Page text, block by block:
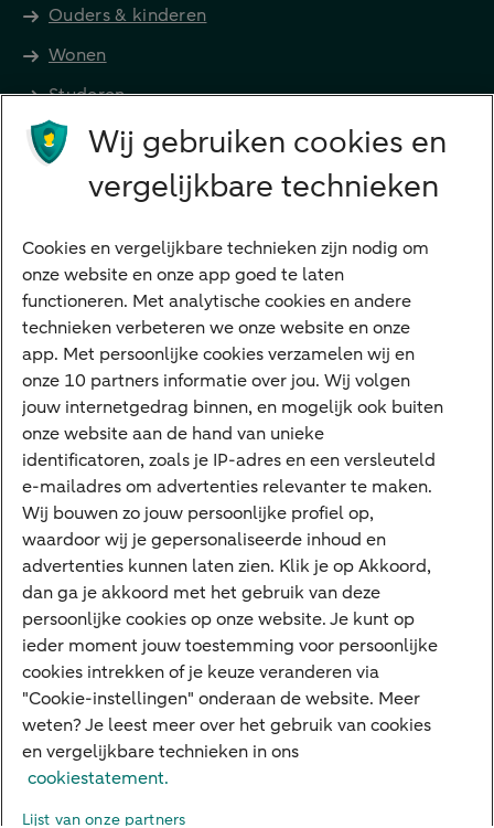
Ouders & kinderen
Wonen
Studeren
Preferred Banking
Digitale diensten
Internet Bankieren
ABN AMRO app
Tikkie
Apple Pay
Google Pay
Veilig bankieren
Meest gezocht
Hypotheek berekenen
E.dentifier
Jaaroverzicht
Rood staan
Over ABN AMRO
Werken bij ABN AMRO
Wij gebruiken cookies en
vergelijkbare technieken
Cookies en vergelijkbare technieken zijn nodig om
onze website en onze app goed te laten
functioneren. Met analytische cookies en andere
technieken verbeteren we onze website en onze
app. Met persoonlijke cookies verzamelen wij en
onze 10 partners informatie over jou. Wij volgen
jouw internetgedrag binnen, en mogelijk ook buiten
onze website aan de hand van unieke
identificatoren, zoals je IP-adres en een versleuteld
e-mailadres om advertenties relevanter te maken.
Wij bouwen zo jouw persoonlijke profiel op,
waardoor wij je gepersonaliseerde inhoud en
advertenties kunnen laten zien. Klik je op Akkoord,
dan ga je akkoord met het gebruik van deze
persoonlijke cookies op onze website. Je kunt op
ieder moment jouw toestemming voor persoonlijke
cookies intrekken of je keuze veranderen via
"Cookie-instellingen" onderaan de website. Meer
weten? Je leest meer over het gebruik van cookies
en vergelijkbare technieken in ons
cookiestatement.
Lijst van onze partners